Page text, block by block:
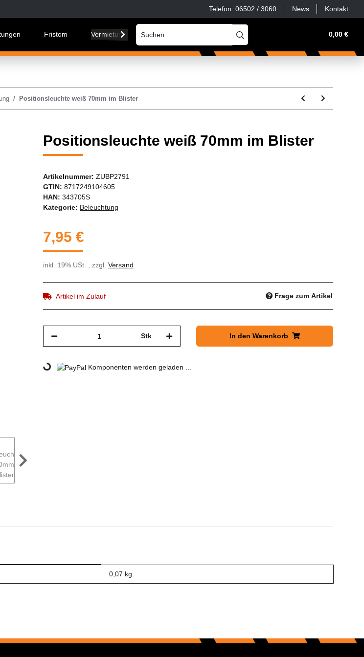
Telefon: 06502 / 3060 News Kontakt
0,00 €
Fristom Vermietung Werkstatt, Haus & Hof
Positionsleuchte weiß 70mm im Blister
Positionsleuchte weiß 70mm im Blister
Artikelnummer: ZUBP2791
GTIN: 8717249104605
HAN: 343705S
Kategorie: Beleuchtung
7,95 €
inkl. 19% USt. , zzgl. Versand
Artikel im Zulauf Frage zum Artikel
Stk In den Warenkorb
Loading... Komponenten werden geladen ...
0,07 kg